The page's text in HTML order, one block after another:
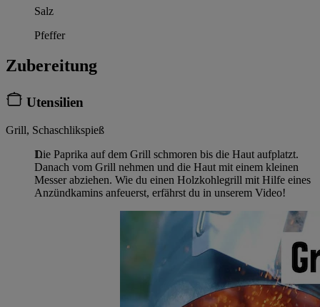
Salz
Pfeffer
Zubereitung
Utensilien
Grill, Schaschlikspieß
Die Paprika auf dem Grill schmoren bis die Haut aufplatzt.
Danach vom Grill nehmen und die Haut mit einem kleinen
Messer abziehen. Wie du einen Holzkohlegrill mit Hilfe eines
Anzündkamins anfeuerst, erfährst du in unserem Video!